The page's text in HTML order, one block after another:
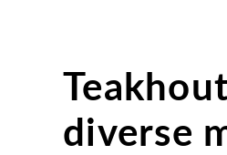
diverse